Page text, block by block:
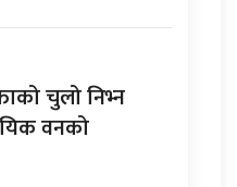
चुलो निभ्न
वनको